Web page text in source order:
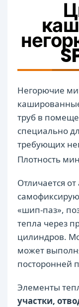
Негорючие
труб в
специально
требующих
Плотность
Отличается
«шип-паз»,
тепла через
цилиндров.
может
посторонней
Элементы
участки,